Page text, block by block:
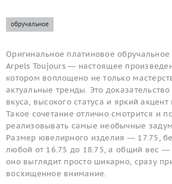
обручальное
Оригинальное платиновое
Arpels Toujours — настоящее
котором воплощено не только
актуальные тренды. Это
вкуса, высокого статуса и яркий
Такое сочетание отлично смотрится и
реализовывать самые необычные
Размер ювелирного изделия — 17.75,
любой от 16.75 до 18.75, а общий вес —
оно выглядит просто шикарно, сразу
восхищенное внимание.